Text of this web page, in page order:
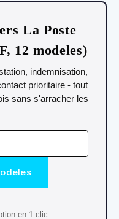
La Poste
12 modeles)
indemnisation,
prioritaire - tout
sans s'arracher les
en 1 clic.